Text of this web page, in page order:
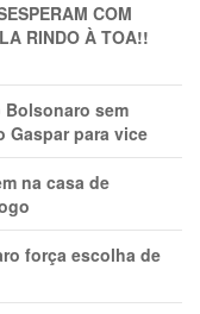
COM
RINDO À TOA!!
sem
Gaspar para vice
na casa de
força escolha de